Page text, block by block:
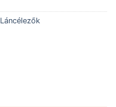
Láncélezők